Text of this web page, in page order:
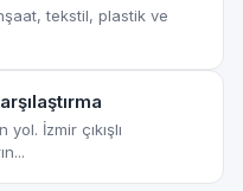
tekstil, plastik ve
İzmir çıkışlı